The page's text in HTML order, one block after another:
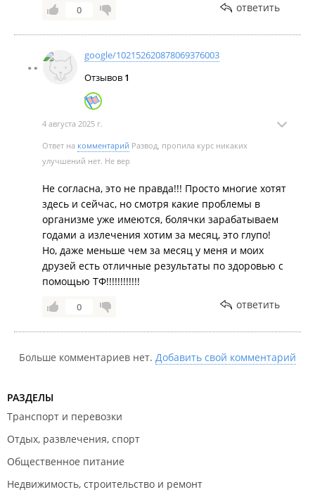
0 ответить
google/102152620878069376003
Отзывов 1
4 августа 2025 г.
Ответ на комментарий Развод, пропила курс никаких
улучшений нет. Не вер
Не согласна, это не правда!!! Просто многие хотят
здесь и сейчас, но смотря какие проблемы в
организме уже имеются, болячки зарабатываем
годами а излечения хотим за месяц, это глупо!
Но, даже меньше чем за месяц у меня и моих
друзей есть отличные результаты по здоровью с
помощью ТФ!!!!!!!!!!!!
0 ответить
Больше комментариев нет. Добавить свой комментарий
РАЗДЕЛЫ
Транспорт и перевозки
Отдых, развлечения, спорт
Общественное питание
Недвижимость, строительство и ремонт